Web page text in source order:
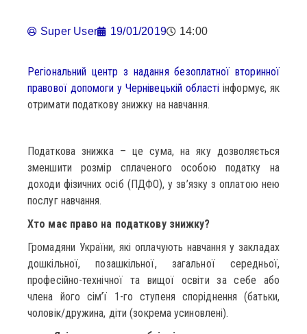
Super User 19/01/2019 14:00
Регіональний центр з надання безоплатної вторинної
правової допомоги у Чернівецькій області інформує, як
отримати податкову знижку на навчання.
Податкова знижка – це сума, на яку дозволяється
зменшити розмір сплаченого особою податку на
доходи фізичних осіб (ПДФО), у зв’язку з оплатою нею
послуг навчання.
Хто має право на податкову знижку?
Громадяни України, які оплачують навчання у закладах
дошкільної, позашкільної, загальної середньої,
професійно-технічної та вищої освіти за себе або
члена його сім’ї 1-го ступеня споріднення (батьки,
чоловік/дружина, діти (зокрема усиновлені).